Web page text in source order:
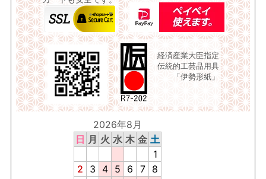
経済産業大臣指定
伝統的工芸品用具
「伊勢形紙」
2026年8月
日 月 火 水 木 金 土
1
2
3 4 5 6 7
8